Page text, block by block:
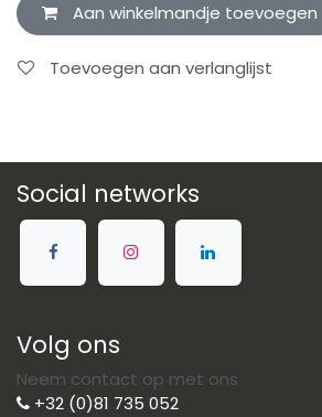
Aan winkelmandje toevoegen
Toevoegen aan verlanglijst
Social networks
Volg ons
Neem contact op met ons
+32 (0)81 735 052